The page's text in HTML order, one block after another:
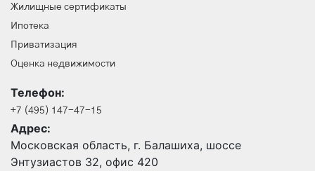
Жилищные сертификаты
Ипотека
Приватизация
Оценка недвижимости
Телефон:
+7 (495) 147-47-15
Адрес:
Московская область, г. Балашиха, шоссе
Энтузиастов 32, офис 420